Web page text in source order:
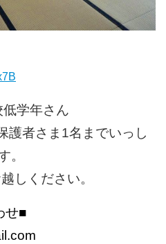
学年さん
護者さま1名までいっし
。
しください。
せ■